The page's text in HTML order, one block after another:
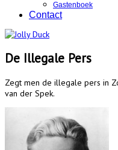
Gastenboek
Contact
De Illegale Pers
Zegt men de illegale pers in
van der Spek.